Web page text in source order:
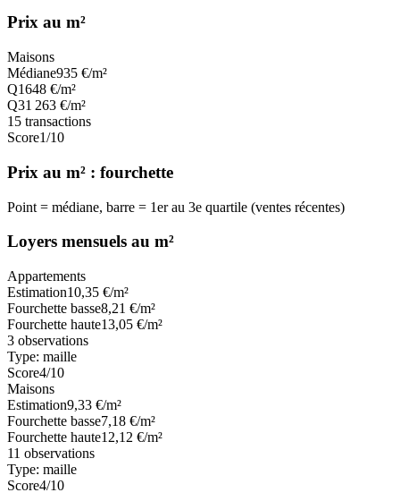
Prix au m²
Maisons
Médiane935 €/m²
Q1648 €/m²
Q31 263 €/m²
15 transactions
Score1/10
Prix au m² : fourchette
Point = médiane, barre = 1er au 3e quartile (ventes récentes)
Loyers mensuels au m²
Appartements
Estimation10,35 €/m²
Fourchette basse8,21 €/m²
Fourchette haute13,05 €/m²
3 observations
Type: maille
Score4/10
Maisons
Estimation9,33 €/m²
Fourchette basse7,18 €/m²
Fourchette haute12,12 €/m²
11 observations
Type: maille
Score4/10